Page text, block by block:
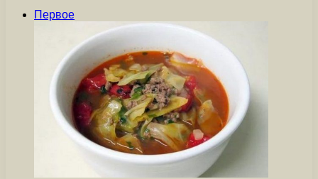
Первое